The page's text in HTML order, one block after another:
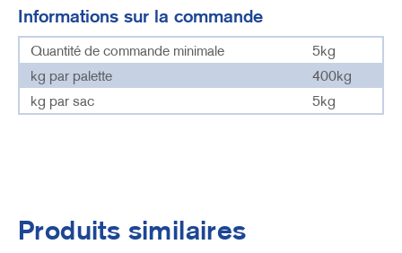
Informations sur la commande
Quantité de commande minimale
5kg
kg par palette
400kg
kg par sac
5kg
Produits similaires